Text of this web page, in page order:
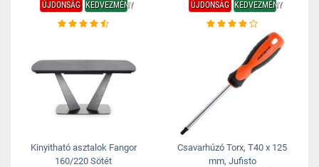
ÚJDONSÁG KEDVEZMÉNY
Kinyitható asztalok Fangor
160/220 Sötét
ÚJDONSÁG KEDVEZMÉNY
Csavarhúzó Torx, T40 x 125
mm, Jufisto